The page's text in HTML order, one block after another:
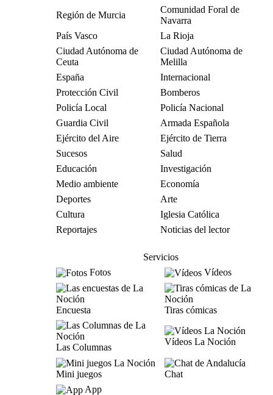
Región de Murcia
Comunidad Foral de
Navarra
País Vasco
La Rioja
Ciudad Autónoma de
Ceuta
Ciudad Autónoma de
Melilla
España
Internacional
Protección Civil
Bomberos
Policía Local
Policía Nacional
Guardia Civil
Armada Española
Ejército del Aire
Ejército de Tierra
Sucesos
Salud
Educación
Investigación
Medio ambiente
Economía
Deportes
Arte
Cultura
Iglesia Católica
Reportajes
Noticias del lector
Servicios
Fotos
Vídeos
Encuesta Tiras cómicas
Las Columnas
Vídeos La Noción
Mini juegos
Chat
App